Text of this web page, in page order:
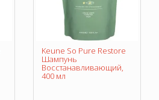
Keune So Pure Restore
Шампунь
Восстанавливающий,
400 мл